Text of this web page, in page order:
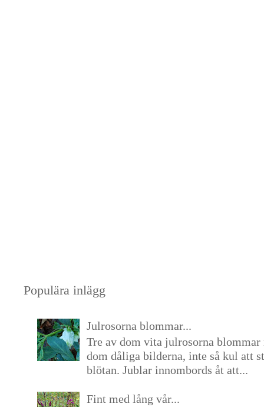
Populära inlägg
Julrosorna blommar...
Tre av dom vita julrosorna blommar
dom dåliga bilderna, inte så kul att
blötan. Jublar innombords åt att...
Fint med lång vår...